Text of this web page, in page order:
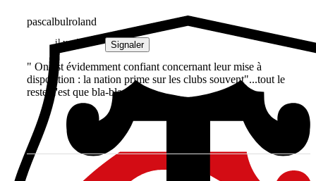
pascalbulroland
il y a 5 ans Signaler
" On est évidemment confiant concernant leur mise à
disposition : la nation prime sur les clubs souvent"...tout le
reste n'est que bla-bla...